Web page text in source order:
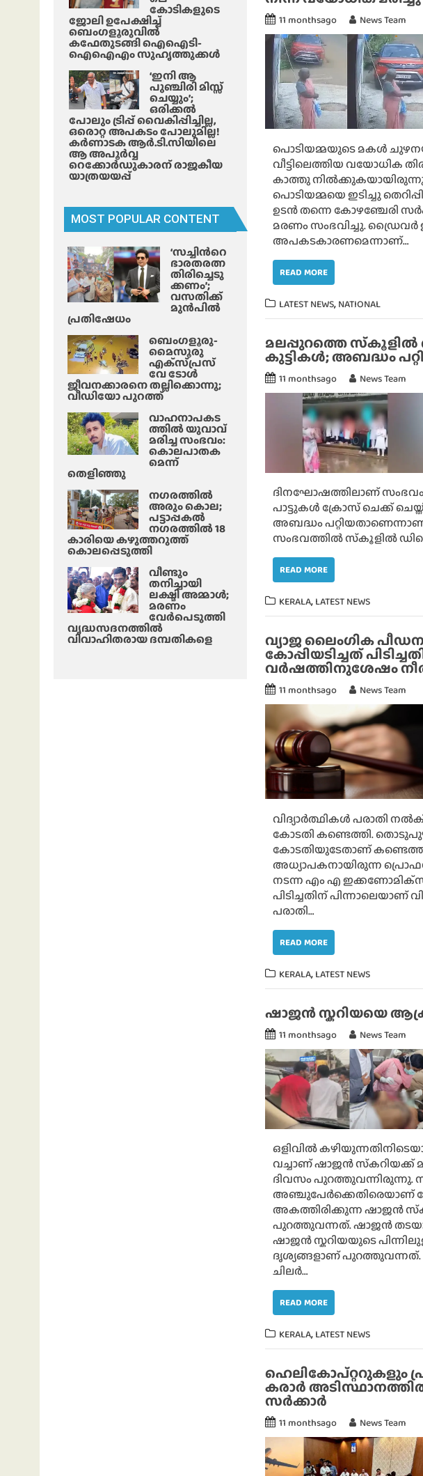
11 monthsago News Team
പൊടിയമ്മയുടെ മകള്‍
വീട്ടിലെത്തിയ വയോധിക
കാത്തു നില്‍ക്കുകയായിരുന്നു.
പൊടിയമ്മയെ ഇടിച്ചു
ഉടന്‍ തന്നെ കോഴഞ്ചേരി
മരണം സംഭവിച്ചു. ഡ്രൈവര്‍
അപകടകാരണമെന്നാണ്…
READ MORE
LATEST NEWS, NATIONAL
മലപ്പുറത്തെ
കുട്ടികള്‍; അബദ്ധം
11 monthsago News Team
ദിനഘോഷത്തിലാണ്
പാട്ടുകള്‍ ക്രോസ് ചെക്ക്
അബദ്ധം
സംഭവത്തില്‍ സ്‌കൂളില്‍
READ MORE
KERALA, LATEST NEWS
വ്യാജ ലൈംഗിക
കോപ്പിയടിച്ചത്
വര്‍ഷത്തിനുശേഷം
11 monthsago News Team
വിദ്യാര്‍ത്ഥികള്‍ പരാതി
കോടതി കണ്ടെത്തി.
കോടതിയുടേതാണ്
അധ്യാപകനായിരുന്ന
നടന്ന എം എ ഇക്കണോമിക്‌സ്
പിടിച്ചതിന്
പരാതി…
READ MORE
KERALA, LATEST NEWS
ഷാജൻ സ്കറിയയെ
11 monthsago News Team
ഒളിവിൽ
വച്ചാണ് ഷാജൻ സ്‌കറിയക്ക്
ദിവസം പുറത്തുവന്നിരുന്നു.
അഞ്ചുപേർക്കെതിരെയാണ്
അകത്തിരിക്കുന്ന ഷാജൻ
പുറത്തുവന്നത്. ഷാജൻ
ഷാജൻ സ്കറിയയുടെ
ദൃശ്യങ്ങളാണ് പുറത്തുവന്നത്.
ചിലർ…
READ MORE
KERALA, LATEST NEWS
ഹെലികോപ്റ്ററുകളും
കരാർ
സർക്കാർ
11 monthsago News Team
കോടികളുടെ
ജോലി ഉപേക്ഷിച്ച്
ബെംഗളൂരുവിൽ
കഫേതുടങ്ങി ഐഐടി-
ഐഐഎം സുഹൃത്തുക്കൾ
‘ഇനി ആ
പുഞ്ചിരി മിസ്സ്
ചെയ്യും’;
ഒരിക്കൽ
പോലും ട്രിപ്പ് വൈകിപ്പിച്ചില്ല,
ഒരൊറ്റ അപകടം പോലുമില്ല!
കർണാടക ആർ.ടി.സിയിലെ
ആ അപൂർവ്വ
റെക്കോർഡുകാരന് രാജകീയ
യാത്രയയപ്പ്
MOST POPULAR CONTENT
‘സച്ചിന്‍റെ
ഭാരതരത്ന
തിരിച്ചെടു
ക്കണം’;
വസതിക്ക്
മുൻപിൽ
പ്രതിഷേധം
ബെംഗളൂരു-
മൈസൂരു
എക്‌സ്‌പ്രസ്‌
വേ ടോൾ
ജീവനക്കാരനെ തല്ലിക്കൊന്നു;
വീഡിയോ പുറത്ത്
വാഹനാപകട
ത്തിൽ യുവാവ്
മരിച്ച സംഭവം:
കൊലപാതക
മെന്ന്
തെളിഞ്ഞു
നഗരത്തിൽ
അരും കൊല;
പട്ടാപ്പകൽ
നഗരത്തിൽ 18
കാരിയെ കഴുത്തറുത്ത്
കൊലപ്പെടുത്തി
വീണ്ടും
തനിച്ചായി
ലക്ഷ്മി അമ്മാള്‍;
മരണം
വേർപെടുത്തി
വൃദ്ധസദനത്തില്‍
വിവാഹിതരായ ദമ്പതികളെ